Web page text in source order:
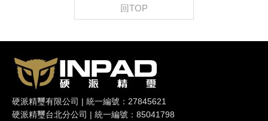
回TOP
硬派精璽有限公司 | 統一編號：27845621
硬派精璽台北分公司 | 統一編號：85041798